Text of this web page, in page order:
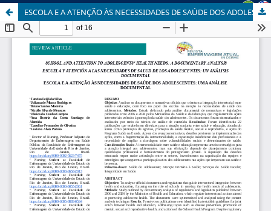
ESCOLA E A ATENÇÃO ÀS NECESSIDADES DE SAÚDE DOS ADOLESCENTES: UMA ANÁLISE DOCUMENTAL